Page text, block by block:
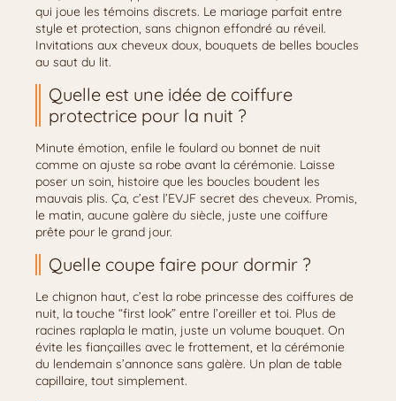
qui joue les témoins discrets. Le mariage parfait entre
style et protection, sans chignon effondré au réveil.
Invitations aux cheveux doux, bouquets de belles boucles
au saut du lit.
Quelle est une idée de coiffure
protectrice pour la nuit ?
Minute émotion, enfile le foulard ou bonnet de nuit
comme on ajuste sa robe avant la cérémonie. Laisse
poser un soin, histoire que les boucles boudent les
mauvais plis. Ça, c’est l’EVJF secret des cheveux. Promis,
le matin, aucune galère du siècle, juste une coiffure
prête pour le grand jour.
Quelle coupe faire pour dormir ?
Le chignon haut, c’est la robe princesse des coiffures de
nuit, la touche “first look” entre l’oreiller et toi. Plus de
racines raplapla le matin, juste un volume bouquet. On
évite les fiançailles avec le frottement, et la cérémonie
du lendemain s’annonce sans galère. Un plan de table
capillaire, tout simplement.